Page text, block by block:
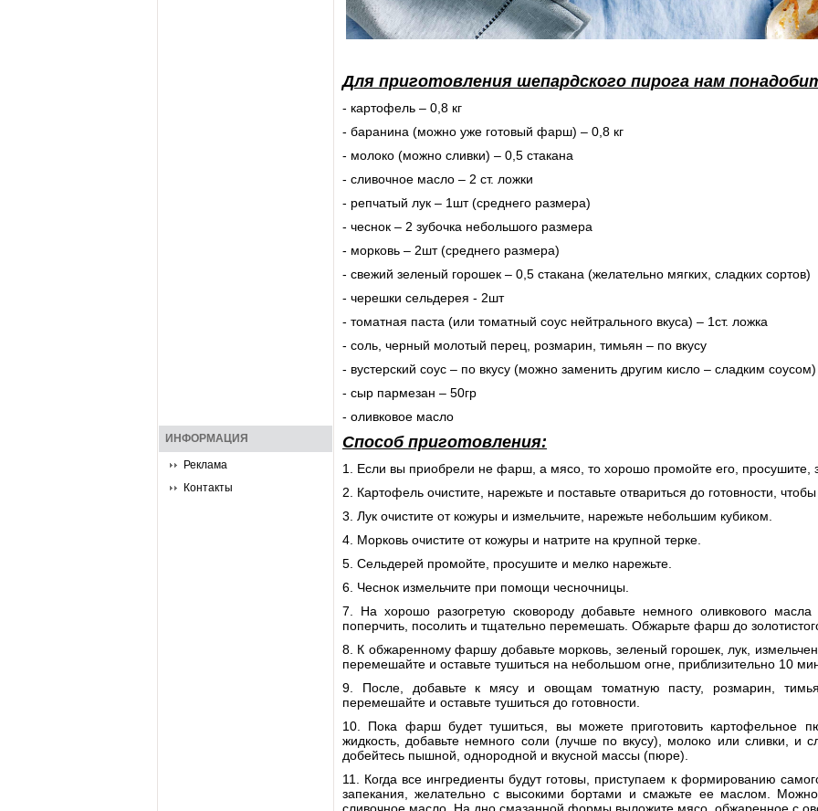
ИНФОРМАЦИЯ
Реклама
Контакты
Для приготовления шепардского пирога нам
- картофель – 0,8 кг
- баранина (можно уже готовый фарш) – 0,8 кг
- молоко (можно сливки) – 0,5 стакана
- сливочное масло – 2 ст. ложки
- репчатый лук – 1шт (среднего размера)
- чеснок – 2 зубочка небольшого размера
- морковь – 2шт (среднего размера)
- свежий зеленый горошек – 0,5 стакана (желательно мягких, сладких сортов)
- черешки сельдерея - 2шт
- томатная паста (или томатный соус нейтрального вкуса) – 1ст. ложка
- соль, черный молотый перец, розмарин, тимьян – по вкусу
- вустерский соус – по вкусу (можно заменить другим кисло – сладким соусом)
- сыр пармезан – 50гр
- оливковое масло
Способ приготовления:
1. Если вы приобрели не фарш, а мясо, то хорошо промойте его, просушите,
2. Картофель очистите, нарежьте и поставьте отвариться до готовности,
3. Лук очистите от кожуры и измельчите, нарежьте небольшим кубиком.
4. Морковь очистите от кожуры и натрите на крупной терке.
5. Сельдерей промойте, просушите и мелко нарежьте.
6. Чеснок измельчите при помощи чесночницы.
7. На хорошо разогретую сковороду добавьте немного оливкового
поперчить, посолить и тщательно перемешать. Обжарьте фарш до
8. К обжаренному фаршу добавьте морковь, зеленый горошек, лук,
перемешайте и оставьте тушиться на небольшом огне, приблизительно 10
9. После, добавьте к мясу и овощам томатную пасту, розмарин,
перемешайте и оставьте тушиться до готовности.
10. Пока фарш будет тушиться, вы можете приготовить картофельное
жидкость, добавьте немного соли (лучше по вкусу), молоко или сливки, и
добейтесь пышной, однородной и вкусной массы (пюре).
11. Когда все ингредиенты будут готовы, приступаем к формированию
запекания, желательно с высокими бортами и смажьте ее маслом. Можно